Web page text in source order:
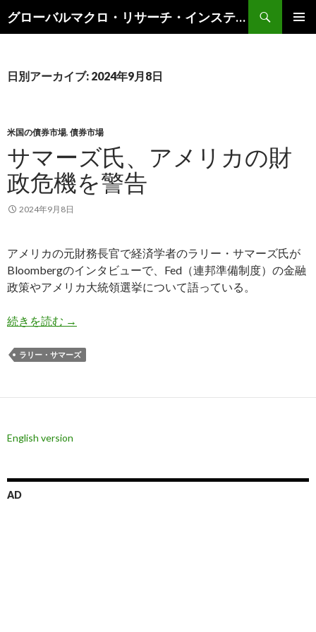
グローバルマクロ・リサーチ・インスティテュート
索
ン
キ
ッ
プ
日別アーカイブ: 2024年9月8日
米国の債券市場, 債券市場
サマーズ氏、アメリカの財
政危機を警告
2024年9月8日
アメリカの元財務長官で経済学者のラリー・サマーズ氏が
Bloombergのインタビューで、Fed（連邦準備制度）の金融
政策やアメリカ大統領選挙について語っている。
続きを読む サマーズ氏、アメリカの財政危機を警告
→
ラリー・サマーズ
English version
AD